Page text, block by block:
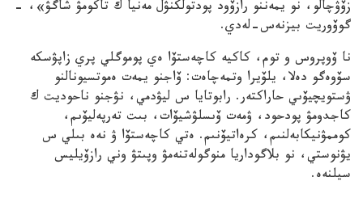
زۆۋچالو، نو يمەننو رازۆود پودتولكنۋل مەنيا ك تاكومۋ شاگۋ»، –
گوۆوريت بيزنەس-لەدي.
نا ۆوپروس و توم، كاكيە كاچەستۆا ەي پوموگلي پري زاپۋسكە
سۆوەگو دەلا، يلۆيرا وتمەچاەت: ۆاجنو يمەت ەموتسيونالنو
ۋستويچيۆىي حاراكتەر. رابوتايا س ليۋدمي، نۋجنو ناحوديت ك
كاجدومۋ پودحود، ۋمەت ۆىسلۋشيۆات، بىت تەرپەليۆىم،
كوممۋنيكابەلنىم، كرەاتيۆنىم. ەتي كاچەستۆا ۋ نەە بىلي س
يۋنوستي، نو بلاگوداريا منوگولەتنەمۋ وپىتۋ وني رازۆيليس
سيلنەە.